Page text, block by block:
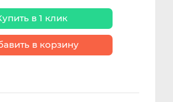
в 1 клик
в корзину